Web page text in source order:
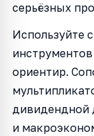
серьёзных
Используйте
ориентир.
дивидендной
и